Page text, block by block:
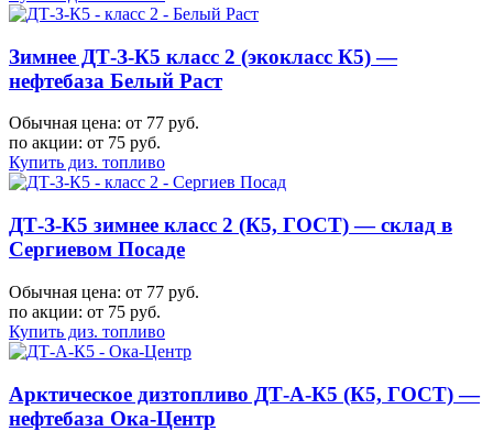
Зимнее ДТ-З-К5 класс 2 (экокласс К5) —
нефтебаза Белый Раст
Обычная цена: от 77 руб.
по акции: от 75 руб.
Купить диз. топливо
ДТ-З-К5 зимнее класс 2 (К5, ГОСТ) — склад в
Сергиевом Посаде
Обычная цена: от 77 руб.
по акции: от 75 руб.
Купить диз. топливо
Арктическое дизтопливо ДТ-А-К5 (К5, ГОСТ) —
нефтебаза Ока-Центр